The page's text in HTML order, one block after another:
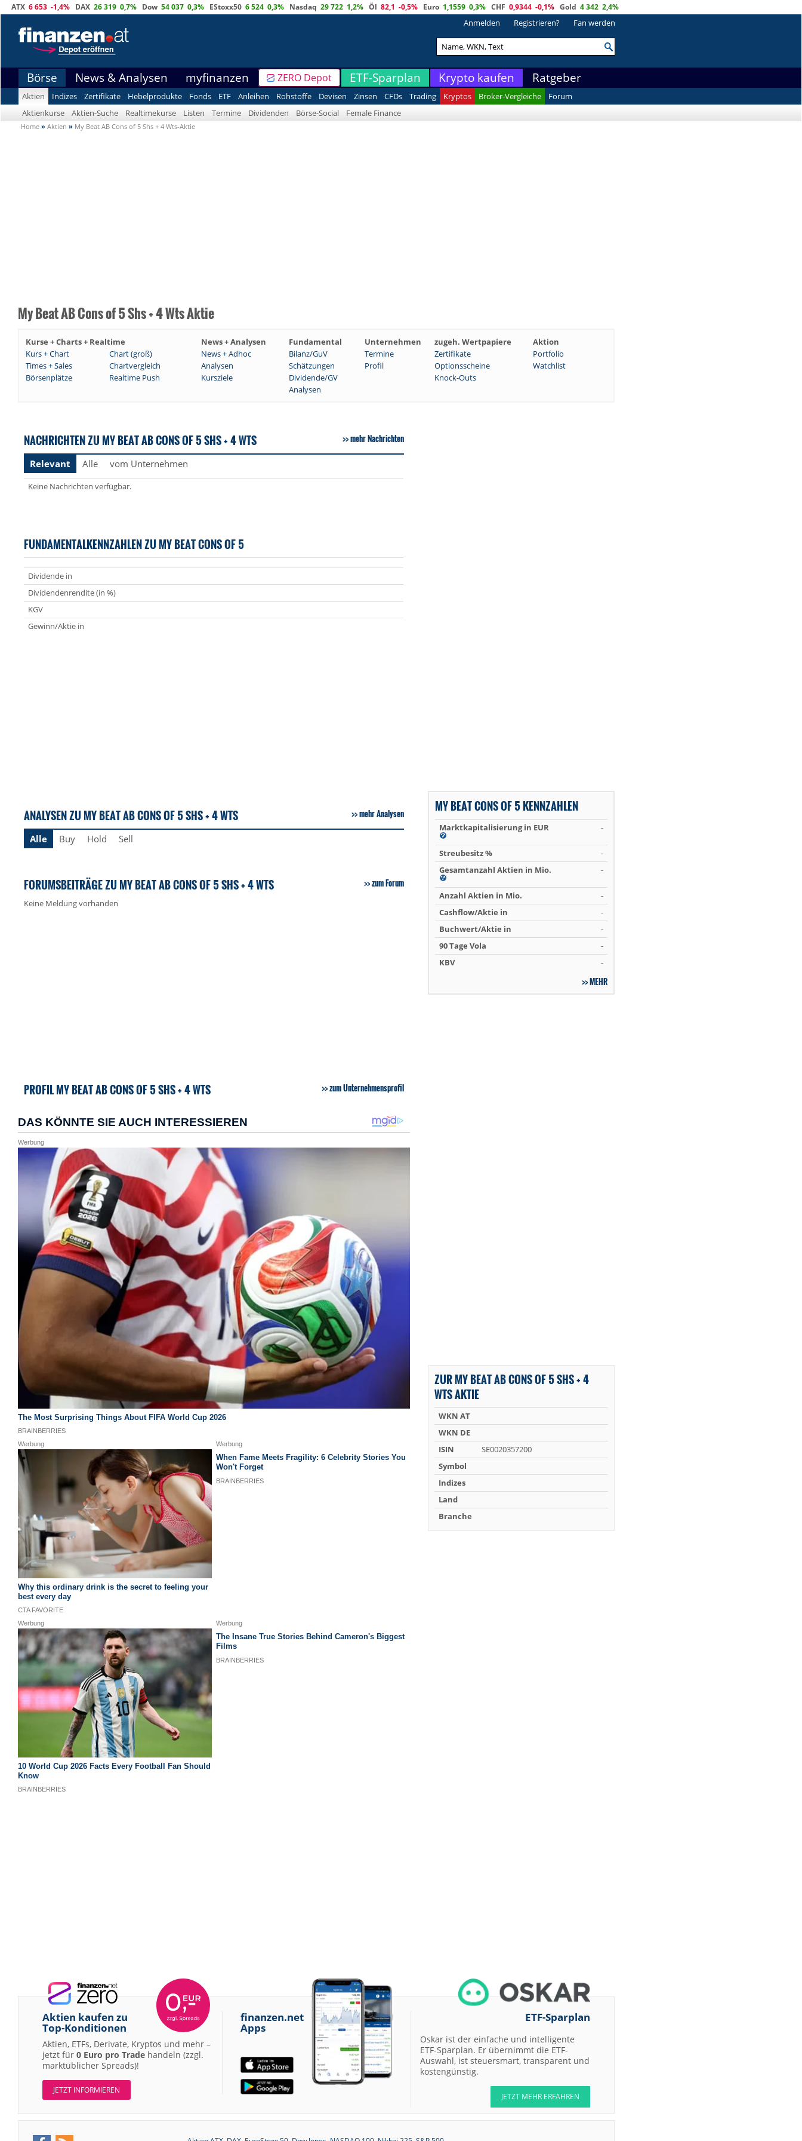
ATX 6 653 -1,4% DAX 26 319 0,7% Dow 54 037 0,3% EStoxx50 6 524 0,3% Nasdaq 29 722 1,2% Öl 82,1 -0,5% Euro 1,1559 0,3% CHF 0,9344 -0,1% Gold 4 342 2,4%
Anmelden Registrieren? Fan werden
Börse News & Analysen myfinanzen ZERO Depot ETF-Sparplan Krypto kaufen Ratgeber
Aktien Indizes Zertifikate Hebelprodukte Fonds ETF Anleihen Rohstoffe Devisen Zinsen CFDs Trading Kryptos Broker-Vergleiche
Forum
Aktienkurse
Aktien-Suche Realtimekurse Listen Termine Dividenden Börse-Social Female Finance
Home » Aktien » My Beat AB Cons of 5 Shs + 4 Wts-Aktie
My Beat AB Cons of 5 Shs + 4 Wts Aktie
Kurse + Charts + Realtime News + Analysen Fundamental Unternehmen zugeh. Wertpapiere
Aktion
Kurs + Chart
Chart (groß) News + Adhoc Bilanz/GuV Termine Zertifikate
Portfolio
Times + Sales
Chartvergleich Analysen Schätzungen Profil Optionsscheine
Watchlist
Börsenplätze
Realtime Push Kursziele Dividende/GV
Knock-Outs
Analysen
NACHRICHTEN ZU MY BEAT AB CONS OF 5 SHS + 4 WTS mehr Nachrichten
Relevant Alle vom Unternehmen
Keine Nachrichten verfügbar.
FUNDAMENTALKENNZAHLEN ZU MY BEAT CONS OF 5
Dividende in
Dividendenrendite (in %)
KGV
Gewinn/Aktie in
ANALYSEN ZU MY BEAT AB CONS OF 5 SHS + 4 WTS mehr Analysen
Alle Buy Hold Sell
FORUMSBEITRÄGE ZU MY BEAT AB CONS OF 5 SHS + 4 WTS zum Forum
Keine Meldung vorhanden
PROFIL MY BEAT AB CONS OF 5 SHS + 4 WTS zum Unternehmensprofil
MY BEAT CONS OF 5 KENNZAHLEN
Marktkapitalisierung in EUR -
Streubesitz %
-
Gesamtanzahl Aktien in Mio.
-
Anzahl Aktien in Mio.
-
Cashflow/Aktie in
-
Buchwert/Aktie in
-
90 Tage Vola
-
KBV
-
MEHR
ZUR MY BEAT AB CONS OF 5 SHS + 4
WTS AKTIE
WKN AT
WKN DE
ISIN
SE0020357200
Symbol
Indizes
Land
Branche
Aktien kaufen zu
Top-Konditionen
Aktien, ETFs, Derivate, Kryptos und mehr –
jetzt für 0 Euro pro Trade handeln (zzgl.
marktüblicher Spreads)!
JETZT INFORMIEREN
finanzen.net
Apps
ETF-Sparplan
Oskar ist der einfache und intelligente
ETF-Sparplan. Er übernimmt die ETF-
Auswahl, ist steuersmart, transparent und
kostengünstig.
JETZT MEHR ERFAHREN